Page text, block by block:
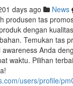
days ago News
produsen tas
dengan
Temukan tas
Anda
waktu. Pilihan
users/profile/